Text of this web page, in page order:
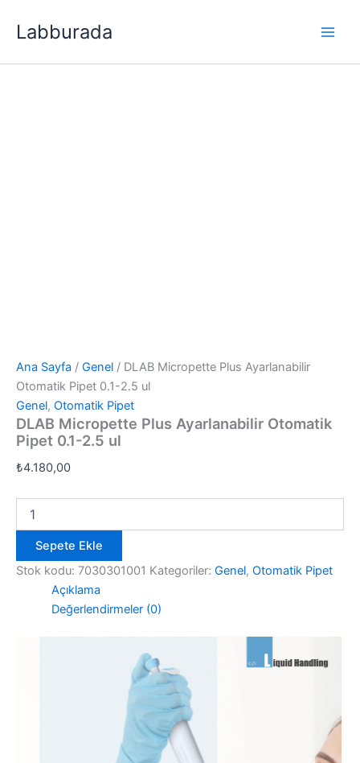
atlaLabburada
Ana Sayfa / Genel / DLAB Micropette Plus Ayarlanabilir
Otomatik Pipet 0.1-2.5 ul
Genel, Otomatik Pipet
DLAB Micropette Plus Ayarlanabilir Otomatik
Pipet 0.1-2.5 ul
₺4.180,00
Micropette
Ayarlanabilir
Otomatik
Sepete Ekle
Stok kodu: 7030301001 Kategoriler: Genel, Otomatik Pipet
Açıklama
Değerlendirmeler (0)